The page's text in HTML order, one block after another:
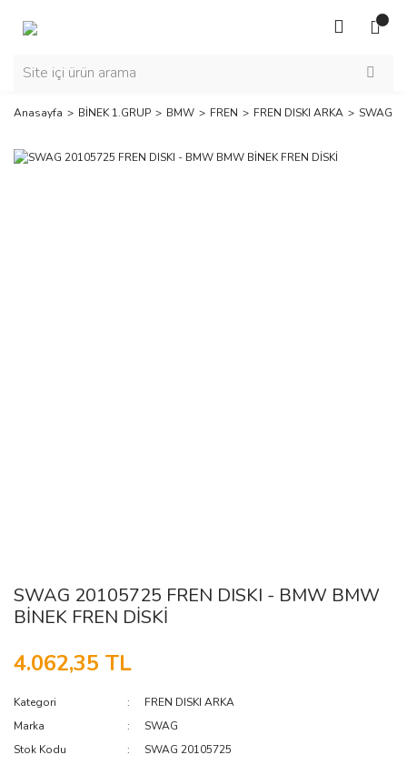
Anasayfa BİNEK 1.GRUP BMW FREN FREN DISKI ARKA SWAG
SWAG 20105725 FREN DISKI - BMW BMW
BİNEK FREN DİSKİ
4.062,35 TL
Kategori
FREN DISKI ARKA
Marka
SWAG
Stok Kodu
SWAG 20105725